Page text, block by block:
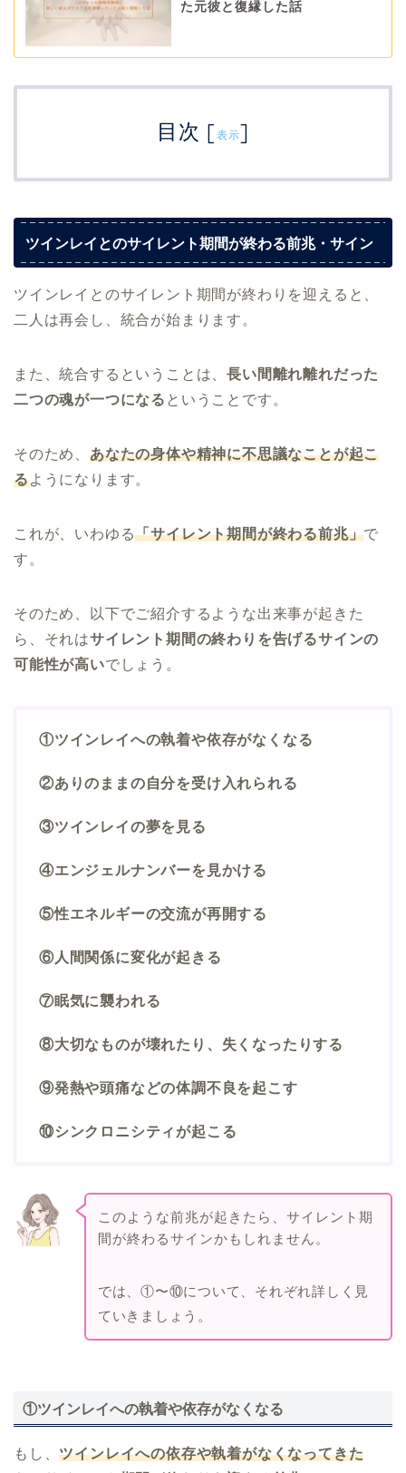
た元彼と復縁した話
目次 [表示]
ツインレイとのサイレント期間が終わる前兆・サイン
ツインレイとのサイレント期間が終わりを迎えると、
二人は再会し、統合が始まります。
また、統合するということは、長い間離れ離れだった
二つの魂が一つになる ということです。
そのため、 あなたの身体や精神に不思議なことが起こ
るようになります。
これが、いわゆる「サイレント期間が終わる前兆」で
す。
そのため、以下でご紹介するような出来事が起きた
ら、それはサイレント期間の終わりを告げるサインの
可能性が高いでしょう。
①ツインレイへの執着や依存がなくなる
②ありのままの自分を受け入れられる
③ツインレイの夢を見る
④エンジェルナンバーを見かける
⑤性エネルギーの交流が再開する
⑥人間関係に変化が起きる
⑦眠気に襲われる
⑧大切なものが壊れたり、失くなったりする
⑨発熱や頭痛などの体調不良を起こす
⑩シンクロニシティが起こる
このような前兆が起きたら、サイレント期
間が終わるサインかもしれません。
では、①〜⑩について、それぞれ詳しく見
ていきましょう。
①ツインレイへの執着や依存がなくなる
もし、ツインレイへの依存や執着がなくなってきた